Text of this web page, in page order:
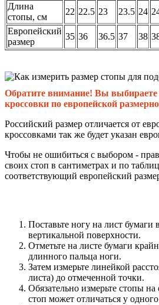
Длина
стопы, см
22 22.5 23 23.5 24
Европейский
размер
35 36 36.5 37 38
Обратите внимание! Вы выбираете
кроссовки по европейской
Российский размер отличается от
кроссовками так же будет указан
Чтобы не ошибиться с выбором -
своих стоп в сантиметрах и по
соответствующий европейский
Поставьте ногу на лист бумаги
вертикальной поверхности.
Отметьте на листе бумаги
длинного пальца ноги.
Затем измерьте линейкой
листа) до отмеченной точки.
Обязательно измерьте стопы
стоп может отличаться у